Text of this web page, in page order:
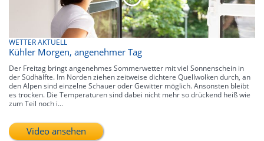
WETTER AKTUELL
Kühler Morgen, angenehmer Tag
Der Freitag bringt angenehmes Sommerwetter mit viel Sonnenschein in
der Südhälfte. Im Norden ziehen zeitweise dichtere Quellwolken durch, an
den Alpen sind einzelne Schauer oder Gewitter möglich. Ansonsten bleibt
es trocken. Die Temperaturen sind dabei nicht mehr so drückend heiß wie
zum Teil noch i...
Video ansehen